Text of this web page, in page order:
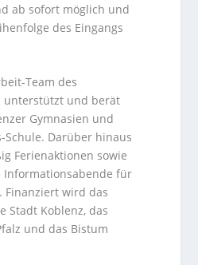
ab sofort möglich und
des Eingangs
Team des
unterstützt und berät
Gymnasien und
Schule. Darüber hinaus
Ferienaktionen sowie
für
Finanziert wird das
Stadt Koblenz, das
und das Bistum